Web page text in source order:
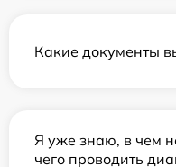
Какие документы
Я уже знаю, в чем
чего проводить